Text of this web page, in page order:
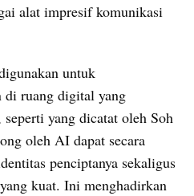
alat impresif komunikasi
untuk
di ruang digital yang
yang dicatat oleh Soh
oleh AI dapat secara
penciptanya sekaligus
kuat. Ini menghadirkan